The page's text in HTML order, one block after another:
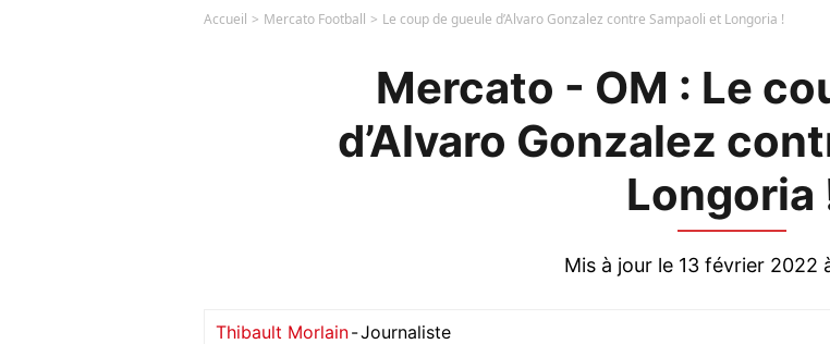
Accueil Mercato Football Le coup de gueule d’Alvaro Gonzalez contre Sampaoli et Longoria !
Mercato - OM : Le
d’Alvaro Gonzalez
Longoria
Mis à jour le 13 février 2022
Thibault Morlain-Journaliste